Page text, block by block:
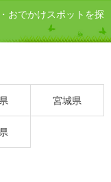
おでかけスポットを探
宮城県